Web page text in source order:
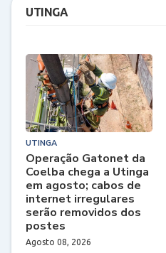
UTINGA
UTINGA
Operação Gatonet da
Coelba chega a Utinga
em agosto; cabos de
internet irregulares
serão removidos dos
postes
Agosto 08, 2026